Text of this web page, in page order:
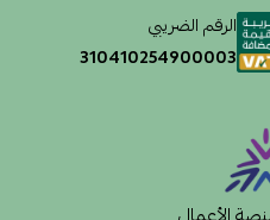
الرقم الضريبي
310410254900003